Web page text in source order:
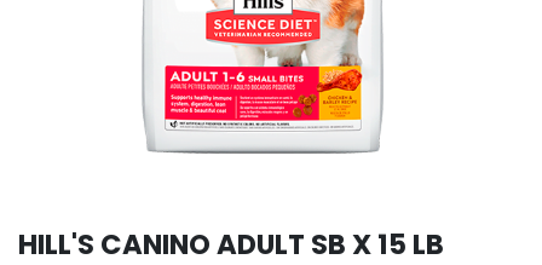
HILL'S CANINO ADULT SB X 15 LB